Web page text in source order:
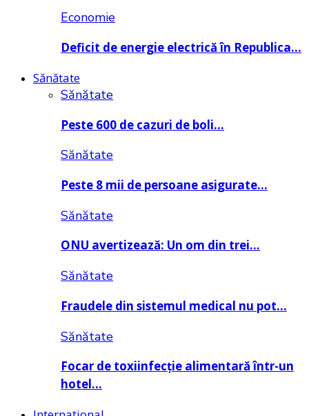
Economie
Deficit de energie electrică în Republica…
Sănătate
Sănătate
Peste 600 de cazuri de boli…
Sănătate
Peste 8 mii de persoane asigurate…
Sănătate
ONU avertizează: Un om din trei…
Sănătate
Fraudele din sistemul medical nu pot…
Sănătate
Focar de toxiinfecție alimentară într-un
hotel…